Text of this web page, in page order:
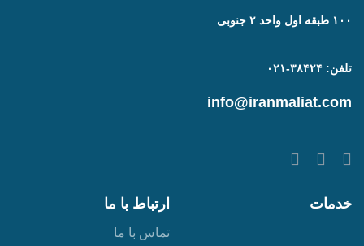
۱۰۰ طبقه اول واحد ۲ جنوبی
تلفن: ۳۸۴۲۴-۰۲۱
info@iranmaliat.com
خدمات ارتباط با ما
تماس با ما